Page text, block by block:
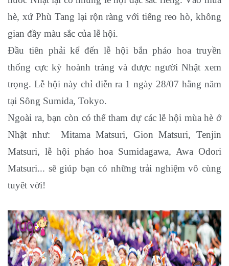
hè, xứ Phù Tang lại rộn ràng với tiếng reo hò, không
gian đầy màu sắc của lễ hội.
Đầu tiên phải kể đến lễ hội bắn pháo hoa truyền
thống cực kỳ hoành tráng và được người Nhật xem
trọng. Lễ hội này chỉ diễn ra 1 ngày 28/07 hằng năm
tại Sông Sumida, Tokyo.
Ngoài ra, bạn còn có thể tham dự các lễ hội mùa hè ở
Nhật như: Mitama Matsuri, Gion Matsuri, Tenjin
Matsuri, lễ hội pháo hoa Sumidagawa, Awa Odori
Matsuri... sẽ giúp bạn có những trải nghiệm vô cùng
tuyêt vời!